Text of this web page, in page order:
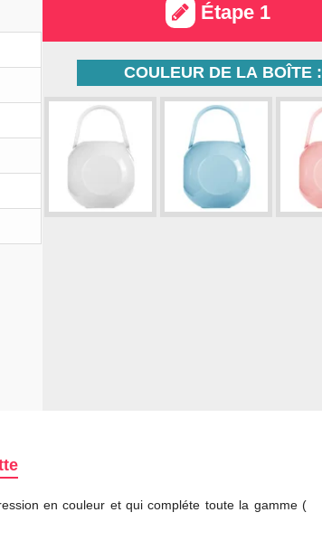
Étape 1
COULEUR DE LA BOÎTE :
en couleur et qui compléte toute la gamme (